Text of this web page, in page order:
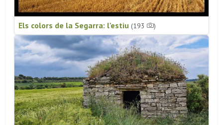
Els colors de la Segarra: l'estiu (193 )